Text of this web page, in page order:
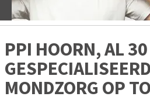
PPI HOORN, AL
MONDZORG OP